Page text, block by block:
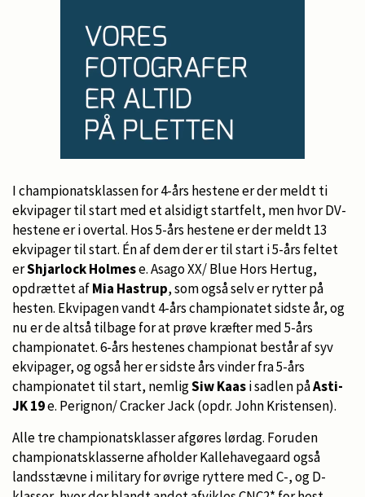
I championatsklassen for 4-års hestene er der meldt ti
ekvipager til start med et alsidigt startfelt, men hvor DV-
hestene er i overtal. Hos 5-års hestene er der meldt 13
ekvipager til start. Én af dem der er til start i 5-års feltet
erShjarlock Holmese. Asago XX/ Blue Hors Hertug,
opdrættet afMia Hastrup, som også selv er rytter på
hesten. Ekvipagen vandt 4-års championatet sidste år, og
nu er de altså tilbage for at prøve kræfter med 5-års
championatet. 6-års hestenes championat består af syv
ekvipager, og også her er sidste års vinder fra 5-års
championatet til start, nemligSiw Kaasi sadlen påAsti-
JK 19e. Perignon/ Cracker Jack (opdr. John Kristensen).
Alle tre championatsklasser afgøres lørdag. Foruden
championatsklasserne afholder Kallehavegaard også
landsstævne i military for øvrige ryttere med C-, og D-